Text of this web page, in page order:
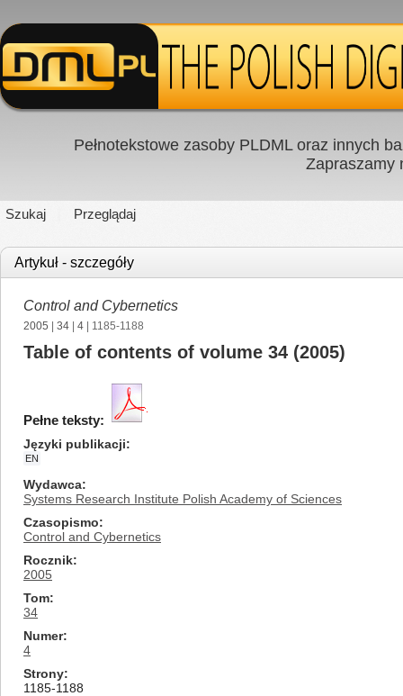
Pełnotekstowe zasoby PLDML oraz innych
Zapraszamy
Szukaj Przeglądaj
Artykuł - szczegóły
Control and Cybernetics
2005 34 4 | 1185-1188
Table of contents of volume 34 (2005)
Pełne teksty:
Języki publikacji
EN
Wydawca
Systems Research Institute Polish Academy of Sciences
Czasopismo
Control and Cybernetics
Rocznik
2005
Tom
34
Numer
4
Strony
1185-1188